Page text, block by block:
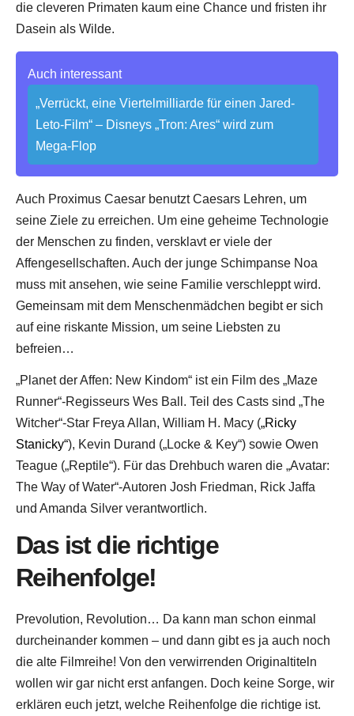
die cleveren Primaten kaum eine Chance und fristen ihr
Dasein als Wilde.
Auch interessant
„Verrückt, eine Viertelmilliarde für einen Jared-
Leto-Film“ – Disneys „Tron: Ares“ wird zum
Mega-Flop
Auch Proximus Caesar benutzt Caesars Lehren, um
seine Ziele zu erreichen. Um eine geheime Technologie
der Menschen zu finden, versklavt er viele der
Affengesellschaften. Auch der junge Schimpanse Noa
muss mit ansehen, wie seine Familie verschleppt wird.
Gemeinsam mit dem Menschenmädchen begibt er sich
auf eine riskante Mission, um seine Liebsten zu
befreien…
„Planet der Affen: New Kindom“ ist ein Film des „Maze
Runner“-Regisseurs Wes Ball. Teil des Casts sind „The
Witcher“-Star Freya Allan, William H. Macy („Ricky
Stanicky“), Kevin Durand („Locke & Key“) sowie Owen
Teague („Reptile“). Für das Drehbuch waren die „Avatar:
The Way of Water“-Autoren Josh Friedman, Rick Jaffa
und Amanda Silver verantwortlich.
Das ist die richtige
Reihenfolge!
Prevolution, Revolution… Da kann man schon einmal
durcheinander kommen – und dann gibt es ja auch noch
die alte Filmreihe! Von den verwirrenden Originaltiteln
wollen wir gar nicht erst anfangen. Doch keine Sorge, wir
erklären euch jetzt, welche Reihenfolge die richtige ist.